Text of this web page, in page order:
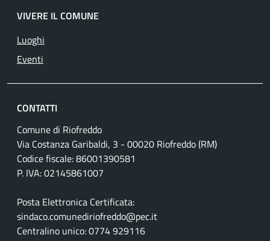
VIVERE IL COMUNE
Luoghi
Eventi
CONTATTI
Comune di Riofreddo
Via Costanza Garibaldi, 3 - 00020 Riofreddo (RM)
Codice fiscale: 86001390581
P. IVA: 02145861007
Posta Elettronica Certificata:
sindaco.comunediriofreddo@pec.it
Centralino unico: 0774 929116